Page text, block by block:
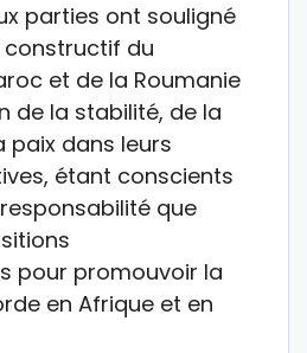
parties ont souligné
du
et de la Roumanie
de la stabilité, de la
paix dans leurs
étant conscients
que
pour promouvoir la
en Afrique et en